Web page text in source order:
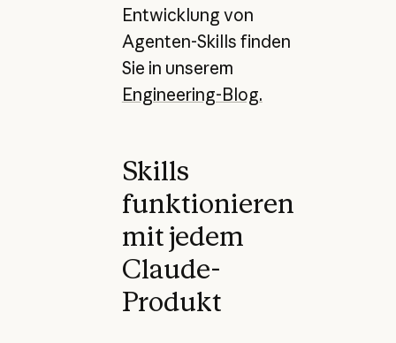
Entwicklung von
Agenten-Skills finden
Sie in unserem
Engineering-Blog.
Skills
funktionieren
mit jedem
Claude-
Produkt